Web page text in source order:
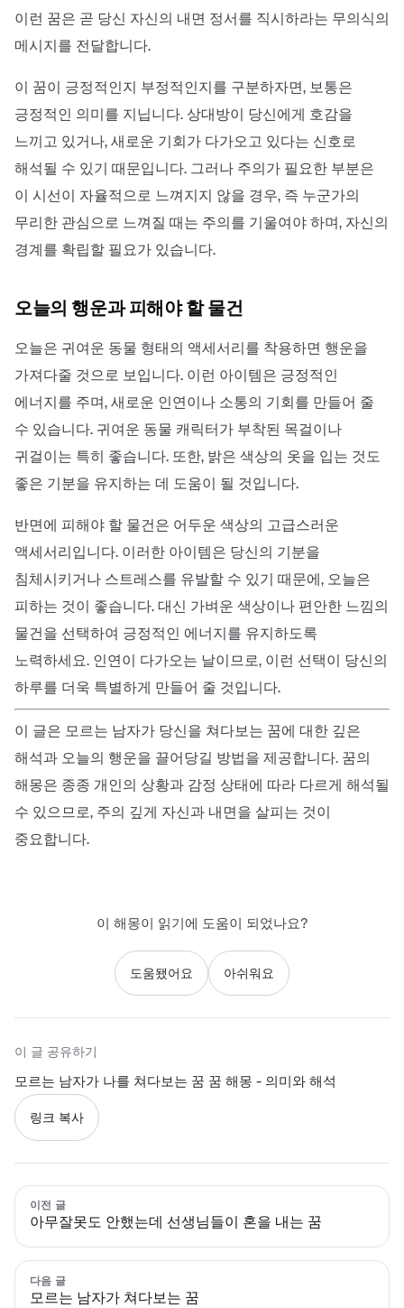
이런 꿈은 곧 당신 자신의 내면 정서를 직시하라는 무의식의
메시지를 전달합니다.
이 꿈이 긍정적인지 부정적인지를 구분하자면, 보통은
긍정적인 의미를 지닙니다. 상대방이 당신에게 호감을
느끼고 있거나, 새로운 기회가 다가오고 있다는 신호로
해석될 수 있기 때문입니다. 그러나 주의가 필요한 부분은
이 시선이 자율적으로 느껴지지 않을 경우, 즉 누군가의
무리한 관심으로 느껴질 때는 주의를 기울여야 하며, 자신의
경계를 확립할 필요가 있습니다.
오늘의 행운과 피해야 할 물건
오늘은 귀여운 동물 형태의 액세서리를 착용하면 행운을
가져다줄 것으로 보입니다. 이런 아이템은 긍정적인
에너지를 주며, 새로운 인연이나 소통의 기회를 만들어 줄
수 있습니다. 귀여운 동물 캐릭터가 부착된 목걸이나
귀걸이는 특히 좋습니다. 또한, 밝은 색상의 옷을 입는 것도
좋은 기분을 유지하는 데 도움이 될 것입니다.
반면에 피해야 할 물건은 어두운 색상의 고급스러운
액세서리입니다. 이러한 아이템은 당신의 기분을
침체시키거나 스트레스를 유발할 수 있기 때문에, 오늘은
피하는 것이 좋습니다. 대신 가벼운 색상이나 편안한 느낌의
물건을 선택하여 긍정적인 에너지를 유지하도록
노력하세요. 인연이 다가오는 날이므로, 이런 선택이 당신의
하루를 더욱 특별하게 만들어 줄 것입니다.
이 글은 모르는 남자가 당신을 쳐다보는 꿈에 대한 깊은
해석과 오늘의 행운을 끌어당길 방법을 제공합니다. 꿈의
해몽은 종종 개인의 상황과 감정 상태에 따라 다르게 해석될
수 있으므로, 주의 깊게 자신과 내면을 살피는 것이
중요합니다.
이 해몽이 읽기에 도움이 되었나요?
도움됐어요 아쉬워요
이 글 공유하기
모르는 남자가 나를 쳐다보는 꿈 꿈 해몽 - 의미와 해석
링크 복사
이전 글
아무잘못도 안했는데 선생님들이 혼을 내는 꿈
다음 글
모르는 남자가 쳐다보는 꿈